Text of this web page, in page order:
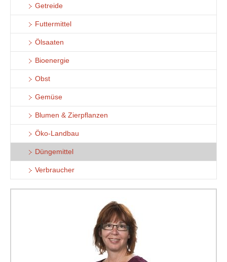
Getreide
Futtermittel
Ölsaaten
Bioenergie
Obst
Gemüse
Blumen & Zierpflanzen
Öko-Landbau
Düngemittel
Verbraucher